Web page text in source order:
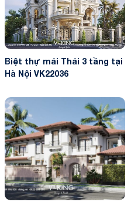
Biệt thự mái Thái 3 tầng tại
Hà Nội VK22036